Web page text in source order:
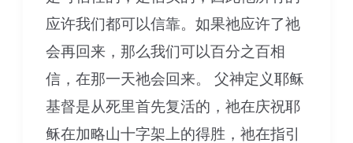
应许我们都可以信靠。如果祂应许了祂
会再回来，那么我们可以百分之百相
信，在那一天祂会回来。 父神定义耶稣
基督是从死里首先复活的，祂在庆祝耶
稣在加略山十字架上的得胜，祂在指引